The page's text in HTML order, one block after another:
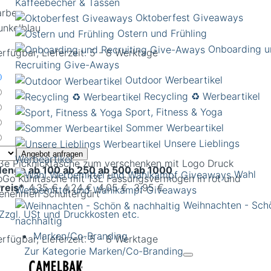
Oktoberfest Giveaways
Ostern und Frühling
Onboarding
Recruiting Give-Aways
Outdoor Werbeartikel
Recycling ♻️ Werbeartikel
Sport, Fitness & Yoga
Sommer Werbeartikel
Unsere Lieblings
Werbeartikel
Wahl
Werbemittel und Wahlkampf Giveaways
Weihnachten -
nachhaltig
Marken/Co-Branding
Zur Kategorie Marken/Co-Branding
Picknicktasche zum verschenken mit Logo Druck
Lieferzeit: 5 - 8 Werktage
Angebot anfragen
ab 100 ab 250 ab 500 ab 1000
4,35 € 4,24 € 4,05 € 3,95 €
USt und Druckkosten etc.
Lieferzeit: 5 - 8 Werktage